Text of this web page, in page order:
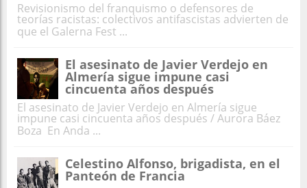
Revisionismo del franquismo o defensores de
teorías racistas: colectivos antifascistas advierten de
que el Galerna Fest ...
El asesinato de Javier Verdejo en
Almería sigue impune casi
cincuenta años después
El asesinato de Javier Verdejo en Almería sigue
impune casi cincuenta años después / Aurora Báez
Boza En Anda ...
Celestino Alfonso, brigadista, en el
Panteón de Francia